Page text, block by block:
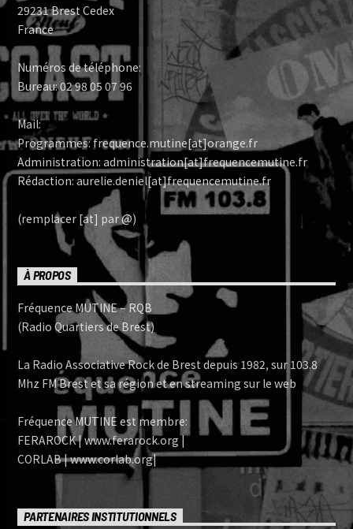
29231 Brest Cedex
France
Numéros de téléphone:
Bureau: 02 98 05 07 96
Mail:
Programmes: frequence.mutine[at]orange.fr
Administration: administration[at]frequencemutine.fr
Rédaction: aurelie.deniel[at]frequencemutine.fr
(remplacer [at] par @)
À PROPOS
Fréquence MUTINE – RQB
(Radio Quartiers de Brest)
La Radio Associative Rock de Brest depuis 1982, sur 103.8
Mhz FM Brest et sa région et en streaming sur le web
Fréquence MUTINE est membre:
FERAROCK | www.ferarock.org |
CORLAB | www.corlab.org|
PARTENAIRES INSTITUTIONNELS